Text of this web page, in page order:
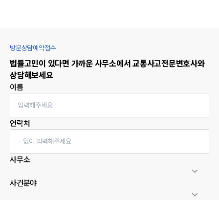
방문상담예약접수
법률고민이 있다면 가까운 사무소에서 교통사고전문변호사와
상담해보세요
이름
연락처
사무소
사건분야